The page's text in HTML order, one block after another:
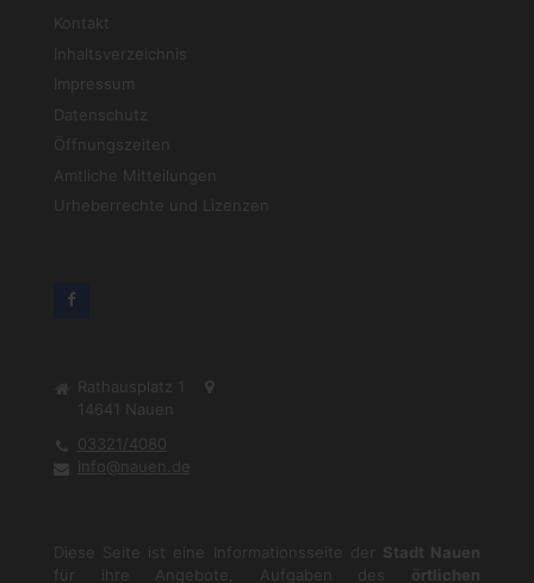
Kontakt
Inhaltsverzeichnis
Impressum
Datenschutz
Öffnungszeiten
Amtliche Mitteilungen
Urheberrechte und Lizenzen
Rathausplatz 1
14641
Nauen
03321/4080
info@nauen.de
Diese Seite ist eine Informationsseite der Stadt Nauen
für ihre Angebote, Aufgaben des örtlichen